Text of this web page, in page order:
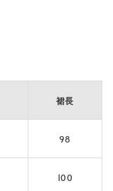
裙長
98
100